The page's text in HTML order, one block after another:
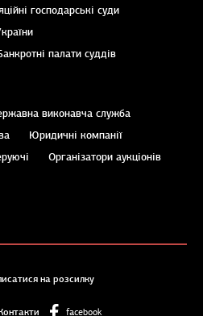
господарські суди
палати суддів
виконавча служба
Юридичні компанії
Організатори аукціонів
на розсилку
facebook